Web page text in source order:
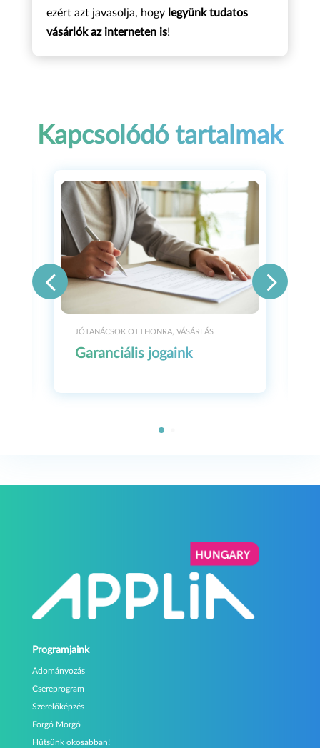
ezért azt javasolja, hogy legyünk tudatos
vásárlók az interneten is!
Kapcsolódó tartalmak
JÓTANÁCSOK OTTHONRA, VÁSÁRLÁS
Garanciális jogaink
Programjaink
Adományozás
Csereprogram
Szerelőképzés
Forgó Morgó
Hűtsünk okosabban!